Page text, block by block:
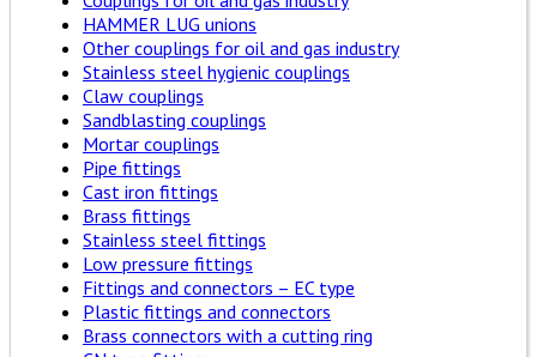
HAMMER LUG unions
Other couplings for oil and gas industry
Stainless steel hygienic couplings
Claw couplings
Sandblasting couplings
Mortar couplings
Pipe fittings
Cast iron fittings
Brass fittings
Stainless steel fittings
Low pressure fittings
Fittings and connectors – EC type
Plastic fittings and connectors
Brass connectors with a cutting ring